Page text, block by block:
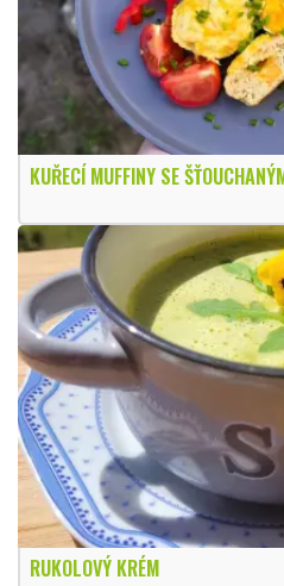
KUŘECÍ MUFFINY SE
RUKOLOVÝ KRÉM